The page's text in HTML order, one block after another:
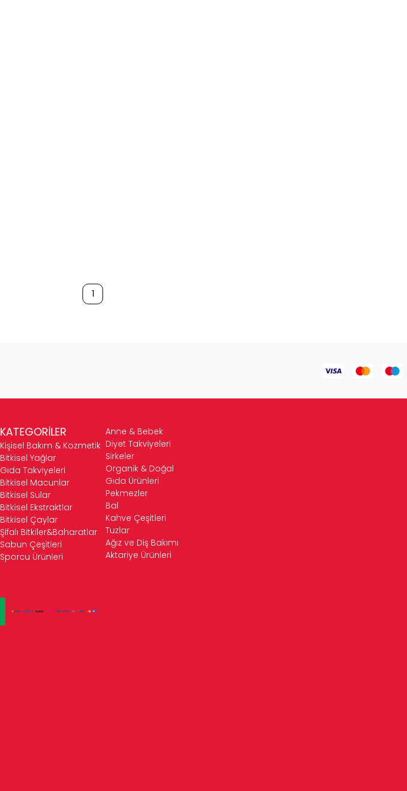
1
KATEGORİLER
Kişisel Bakım & Kozmetik
Bitkisel Yağlar
Gıda Takviyeleri
Bitkisel Macunlar
Bitkisel Sular
Bitkisel Ekstraktlar
Bitkisel Çaylar
Şifalı Bitkiler&Baharatlar
Sabun Çeşitleri
Sporcu Ürünleri
Anne & Bebek
Diyet Takviyeleri
Sirkeler
Organik & Doğal
Gıda Ürünleri
Pekmezler
Bal
Kahve Çeşitleri
Tuzlar
Ağız ve Diş Bakımı
Aktariye Ürünleri